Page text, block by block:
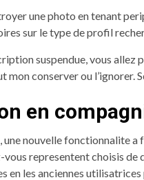
une photo en tenant
sur le type de profil
suspendue, vous
mon conserver ou
en
nouvelle fonctionnalite a
representent choisis de
en les anciennes